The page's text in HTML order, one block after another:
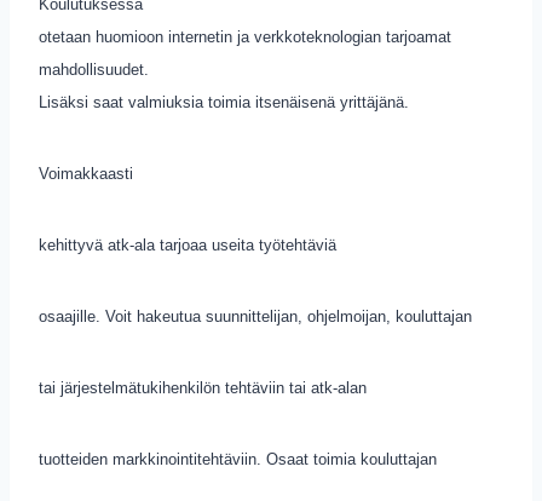
Koulutuksessa
otetaan huomioon internetin ja verkkoteknologian tarjoamat
mahdollisuudet.
Lisäksi saat valmiuksia toimia itsenäisenä yrittäjänä.
Voimakkaasti
kehittyvä atk-ala tarjoaa useita työtehtäviä
osaajille. Voit hakeutua suunnittelijan, ohjelmoijan, kouluttajan
tai järjestelmätukihenkilön tehtäviin tai atk-alan
tuotteiden markkinointitehtäviin. Osaat toimia kouluttajan